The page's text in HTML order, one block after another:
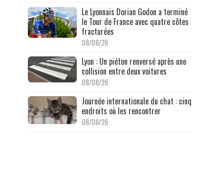
Le Lyonnais Dorian Godon a terminé
le Tour de France avec quatre côtes
fracturées
08/08/26
Lyon : Un piéton renversé après une
collision entre deux voitures
08/08/26
Journée internationale du chat : cinq
endroits où les rencontrer
08/08/26